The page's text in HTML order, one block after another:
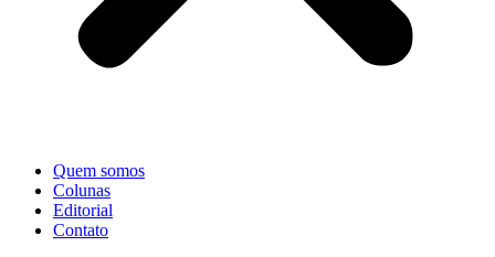
Quem somos
Colunas
Editorial
Contato